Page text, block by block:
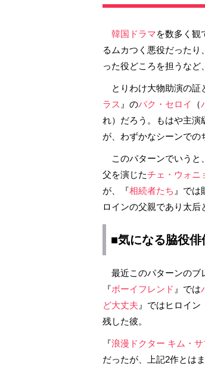
韓国ドラマを数多く観
るムカつく悪役だった
った役どころを担うなど
とりわけ大物助演の証
ラス 』のパク・セロイ （
れ）だろう。もはや主演
が、わずかなシーンでの
このパターンでいうと
父を演じたチェ・ウォニ
が、『相続者たち 』では
ロインの父親であり太后
■気になる脇役俳
最近このパターンのブ
『ボーイフレンド 』では
ど大丈夫 』ではヒロイン
残した彼。
『浪漫ドクター キム・サ
だったが、上記2作とは